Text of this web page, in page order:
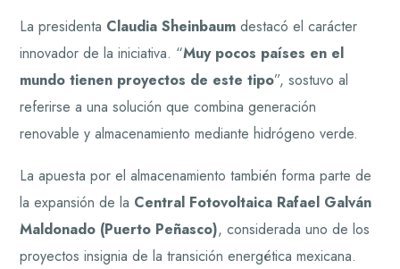
La presidenta Claudia Sheinbaum destacó el carácter
innovador de la iniciativa. “Muy pocos países en el
mundo tienen proyectos de este tipo”, sostuvo al
referirse a una solución que combina generación
renovable y almacenamiento mediante hidrógeno verde.
La apuesta por el almacenamiento también forma parte de
la expansión de la Central Fotovoltaica Rafael Galván
Maldonado (Puerto Peñasco), considerada uno de los
proyectos insignia de la transición energética mexicana.